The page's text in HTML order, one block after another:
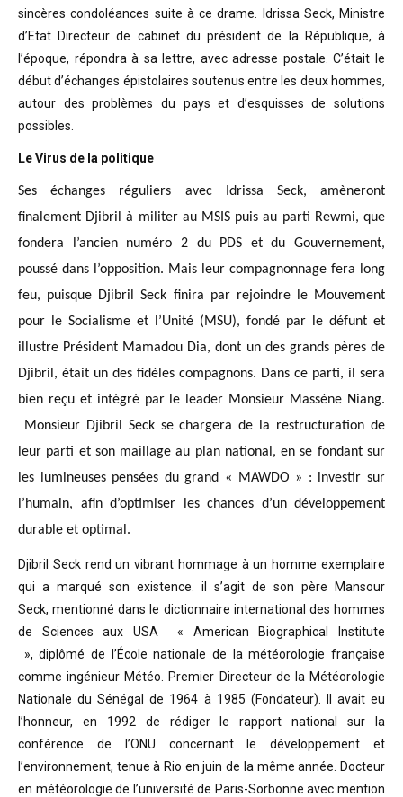
sincères condoléances suite à ce drame. Idrissa Seck, Ministre
d’Etat Directeur de cabinet du président de
la République, à
l’époque, répondra à sa lettre, avec adresse postale. C’était le
début d’échanges épistolaires soutenus entre les deux hommes,
autour des problèmes du pays et d’esquisses de solutions
possibles.
Le Virus de la politique
Ses échanges réguliers avec Idrissa Seck, amèneront
finalement Djibril à militer au MSIS puis au parti Rewmi, que
fondera l’ancien numéro 2 du PDS et du Gouvernement,
poussé dans l’opposition. Mais leur compagnonnage fera long
feu, puisque Djibril Seck finira par rejoindre le Mouvement
pour le Socialisme et l’Unité (MSU), fondé par le défunt et
illustre Président Mamadou Dia, dont un des grands pères de
Djibril, était un des fidèles compagnons. Dans ce parti, il sera
bien reçu et intégré par le leader Monsieur Massène Niang.
Monsieur Djibril Seck se chargera de la restructuration de
leur parti et son maillage au plan national, en se fondant sur
les lumineuses pensées du grand « MAWDO » : investir sur
l’humain, afin d’optimiser les chances d’un développement
durable et optimal.
Djibril Seck rend un vibrant hommage à un homme exemplaire
qui a marqué son existence. il s’agit de son père Mansour
Seck,mentionné dans le dictionnaire international des hommes
de Sciences aux USA « American Biographical Institute
», diplômé de l’École nationale de la météorologie française
comme ingénieur Météo. Premier Directeur de la Météorologie
Nationale du Sénégal de 1964 à 1985 (Fondateur). Il avait eu
l’honneur, en 1992 de rédiger le rapport national sur la
conférence de l’ONU concernant le développement et
l’environnement, tenue à Rio en juin de la même année.
Docteur
en météorologie de l’université de Paris-Sorbonne avec mention